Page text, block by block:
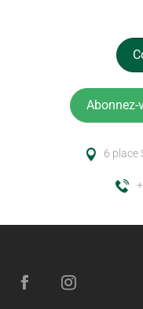
Abonnez-
6 place